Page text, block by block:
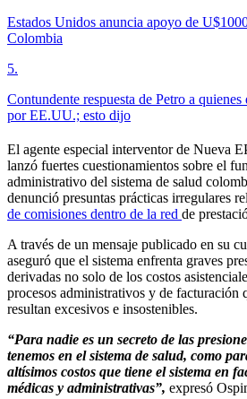
Estados Unidos anuncia apoyo de
Colombia
5.
Contundente respuesta de Petro a
por EE.UU.; esto dijo
El agente especial interventor de Nueva
lanzó fuertes cuestionamientos sobre el
administrativo del sistema de salud
denunció presuntas prácticas irregulares
de comisiones dentro de la red de
A través de un mensaje publicado en su
aseguró que el sistema enfrenta graves
derivadas no solo de los costos
procesos administrativos y de facturación
resultan excesivos e insostenibles.
“Para nadie es un secreto de las
tenemos en el sistema de salud, como
altísimos costos que tiene el sistema en
médicas y administrativas”, expresó